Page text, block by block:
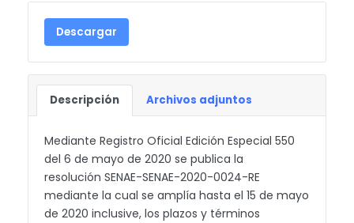
Descargar
Descripción Archivos adjuntos
Mediante Registro Oficial Edición Especial 550
del 6 de mayo de 2020 se publica la
resolución SENAE-SENAE-2020-0024-RE
mediante la cual se amplía hasta el 15 de mayo
de 2020 inclusive, los plazos y términos